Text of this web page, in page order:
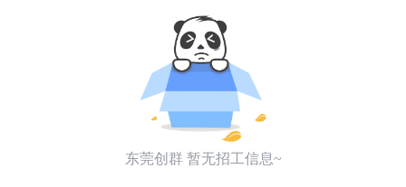
东莞创群 暂无招工信息~